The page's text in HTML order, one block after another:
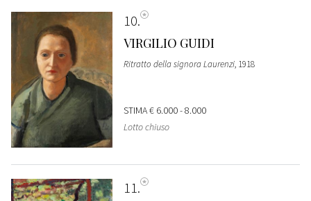
10
VIRGILIO GUIDI
Ritratto della signora Laurenzi, 1918
STIMA€ 6.000 - 8.000
Lotto chiuso
11